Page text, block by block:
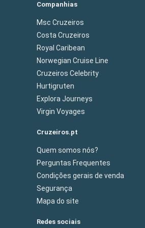
Companhias
Msc Cruzeiros
Costa Cruzeiros
Royal Caribean
Norwegian Cruise Line
Cruzeiros Celebrity
Hurtigruten
Explora Journeys
Virgin Voyages
Cruzeiros.pt
Quem somos nós?
Perguntas Frequentes
Condições gerais de venda
Segurança
Mapa do site
Redes sociais